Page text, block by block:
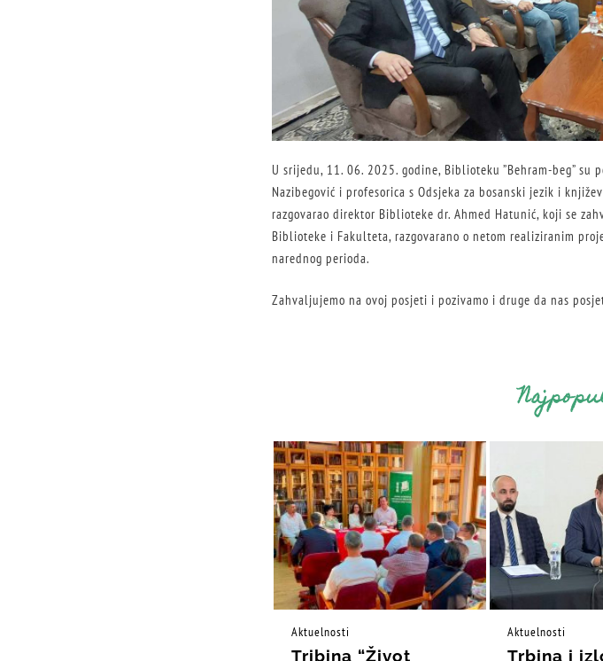
U srijedu, 11. 06. 2025. godine, Biblioteku ”Behram-beg”
Nazibegović i profesorica s Odsjeka za bosanski jezik i
razgovarao direktor Biblioteke dr. Ahmed Hatunić, koji se
Biblioteke i Fakulteta, razgovarano o netom realiziranim
narednog perioda.
Zahvaljujemo na ovoj posjeti i pozivamo i druge da nas
Aktuelnosti
Tribina “Život
Aktuelnosti
Trbina i